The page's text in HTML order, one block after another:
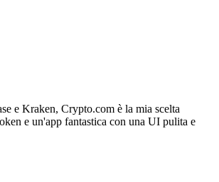
e Kraken, Crypto.com è la mia scelta
e un'app fantastica con una UI pulita e